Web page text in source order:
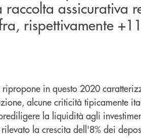
assicurativa
rispettivamente
in questo 2020
alcune criticità tipicamente
la liquidità agli
la crescita dell'8% dei